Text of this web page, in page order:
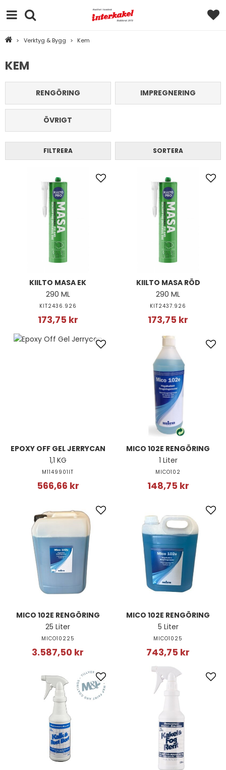
> Verktyg & Bygg > Kem
KEM
RENGÖRING IMPREGNERING
ÖVRIGT
FILTRERA SORTERA
KIILTO MASA EK
290 ML
KIT2436.926
173,75 kr
KIILTO MASA RÖD
290 ML
KIT2437.926
173,75 kr
EPOXY OFF GEL JERRYCAN
1,1 KG
M1149901IT
566,66 kr
MICO 102E RENGÖRING
1 Liter
MICO102
148,75 kr
MICO 102E RENGÖRING
25 Liter
MICO10225
3.587,50 kr
MICO 102E RENGÖRING
5 Liter
MICO1025
743,75 kr